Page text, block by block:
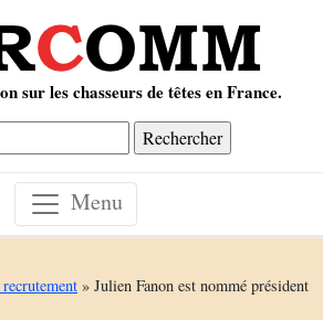
sur les chasseurs de têtes en France.
Menu
» Julien Fanon est nommé président